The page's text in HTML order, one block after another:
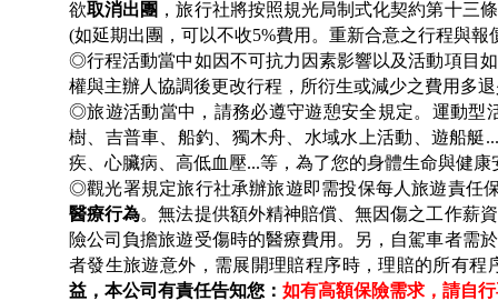
欲取消出團 ，旅行社將按照規光局制式化契約第十三
(如延期出團，可以不收5%費用。重新合意之行程與報
◎行程活動當中如因不可抗力因素影響以及活動項目
權與主辦人協調後更改行程，所衍生或減少之費用多
◎旅遊活動當中，請務必遵守遊憩安全規定。運動型
樹、吉普車、船釣、獨木舟、水域水上活動、遊船
疾、心臟病、高低血壓...等，為了您的身體生命與健
◎觀光署規定旅行社承辦旅遊即需投保每人旅遊責任
醫療行為。無法提供額外精神賠償、無因傷之工作薪
險公司負擔旅遊受傷時的醫療費用。另，自駕車者需
者發生旅遊意外，需展開理賠程序時，理賠的所有
益，本公司有責任告知您： 如有高額保險需求，請自